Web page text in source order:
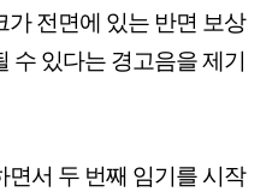
전면에 있는 반면 보상
수 있다는 경고음을 제기
서 두 번째 임기를 시작